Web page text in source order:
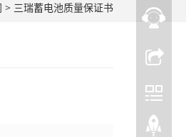
> 三瑞蓄电池质量保证书